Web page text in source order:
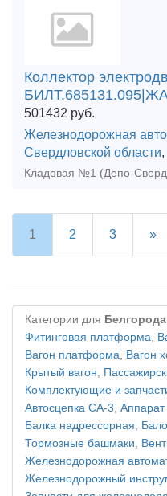
Коллектор
501432 руб.
Железнодорожная
Свердловской области,
1 2 3 »
Категории для
Фитинговая платформа,
Вагон платформа, Вагон
Крытый вагон,
Комплектующие и
Автосцепка СА-3,
Балка надрессорная,
Тормозные башмаки,
Железнодорожная
Железнодорожный